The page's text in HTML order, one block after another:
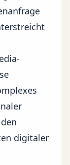
digitaler